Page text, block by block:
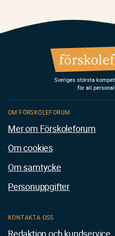
Sveriges största
för all
KONTAKTA OSS
OM FÖRSKOLEFORUM
Mer om Förskoleforum
Om cookies
Om samtycke
Personuppgifter